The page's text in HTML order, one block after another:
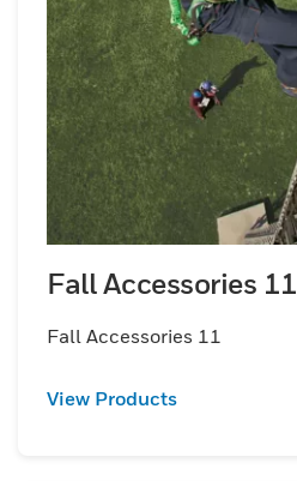
Fall Accessories 11
Fall Accessories 11
View Products